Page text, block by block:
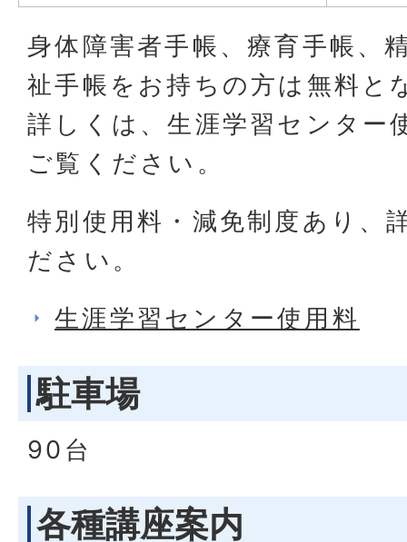
身体障害者手帳、療育手帳、
祉手帳をお持ちの方は無料と
詳しくは、生涯学習センター
ご覧ください。
特別使用料・減免制度あり、
ださい。
生涯学習センター使用料
駐車場
90台
各種講座案内